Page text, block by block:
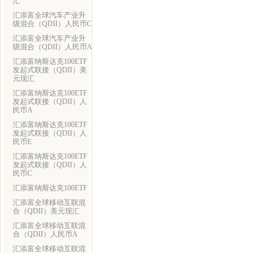
汇添富全球汽车产业升
级混合（QDII）人民币C
汇添富全球汽车产业升
级混合（QDII）人民币A
汇添富纳斯达克100ETF
发起式联接（QDII）美
元现汇
汇添富纳斯达克100ETF
发起式联接（QDII）人
民币A
汇添富纳斯达克100ETF
发起式联接（QDII）人
民币E
汇添富纳斯达克100ETF
发起式联接（QDII）人
民币C
汇添富纳斯达克100ETF
汇添富全球移动互联混
合（QDII）美元现汇
汇添富全球移动互联混
合（QDII）人民币A
汇添富全球移动互联混